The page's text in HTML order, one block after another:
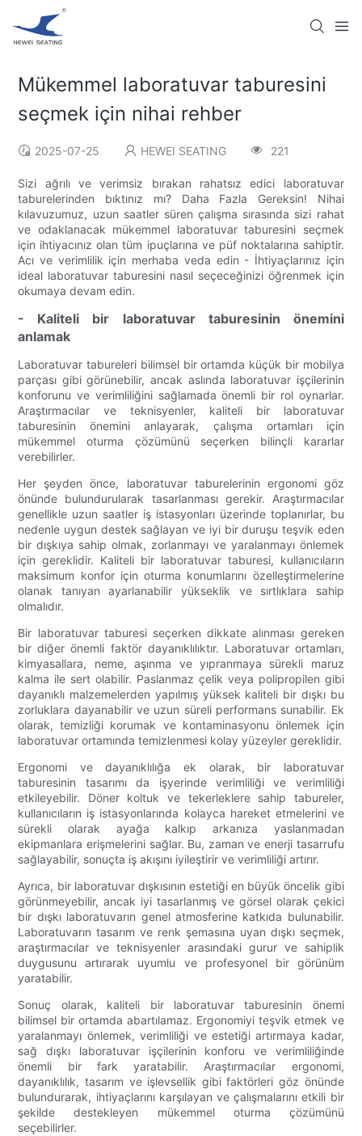
Mükemmel laboratuvar taburesini
seçmek için nihai rehber
2025-07-25 HEWEI SEATING 221
Sizi ağrılı ve verimsiz bırakan rahatsız edici laboratuvar
taburelerinden bıktınız mı? Daha Fazla Gereksin! Nihai
kılavuzumuz, uzun saatler süren çalışma sırasında sizi rahat
ve odaklanacak mükemmel laboratuvar taburesini seçmek
için ihtiyacınız olan tüm ipuçlarına ve püf noktalarına sahiptir.
Acı ve verimlilik için merhaba veda edin - İhtiyaçlarınız için
ideal laboratuvar taburesini nasıl seçeceğinizi öğrenmek için
okumaya devam edin.
- Kaliteli bir laboratuvar taburesinin önemini
anlamak
Laboratuvar tabureleri bilimsel bir ortamda küçük bir mobilya
parçası gibi görünebilir, ancak aslında laboratuvar işçilerinin
konforunu ve verimliliğini sağlamada önemli bir rol oynarlar.
Araştırmacılar ve teknisyenler, kaliteli bir laboratuvar
taburesinin önemini anlayarak, çalışma ortamları için
mükemmel oturma çözümünü seçerken bilinçli kararlar
verebilirler.
Her şeyden önce, laboratuvar taburelerinin ergonomi göz
önünde bulundurularak tasarlanması gerekir. Araştırmacılar
genellikle uzun saatler iş istasyonları üzerinde toplanırlar, bu
nedenle uygun destek sağlayan ve iyi bir duruşu teşvik eden
bir dışkıya sahip olmak, zorlanmayı ve yaralanmayı önlemek
için gereklidir. Kaliteli bir laboratuvar taburesi, kullanıcıların
maksimum konfor için oturma konumlarını özelleştirmelerine
olanak tanıyan ayarlanabilir yükseklik ve sırtlıklara sahip
olmalıdır.
Bir laboratuvar taburesi seçerken dikkate alınması gereken
bir diğer önemli faktör dayanıklılıktır. Laboratuvar ortamları,
kimyasallara, neme, aşınma ve yıpranmaya sürekli maruz
kalma ile sert olabilir. Paslanmaz çelik veya polipropilen gibi
dayanıklı malzemelerden yapılmış yüksek kaliteli bir dışkı bu
zorluklara dayanabilir ve uzun süreli performans sunabilir. Ek
olarak, temizliği korumak ve kontaminasyonu önlemek için
laboratuvar ortamında temizlenmesi kolay yüzeyler gereklidir.
Ergonomi ve dayanıklılığa ek olarak, bir laboratuvar
taburesinin tasarımı da işyerinde verimliliği ve verimliliği
etkileyebilir. Döner koltuk ve tekerleklere sahip tabureler,
kullanıcıların iş istasyonlarında kolayca hareket etmelerini ve
sürekli olarak ayağa kalkıp arkanıza yaslanmadan
ekipmanlara erişmelerini sağlar. Bu, zaman ve enerji tasarrufu
sağlayabilir, sonuçta iş akışını iyileştirir ve verimliliği artırır.
Ayrıca, bir laboratuvar dışkısının estetiği en büyük öncelik gibi
görünmeyebilir, ancak iyi tasarlanmış ve görsel olarak çekici
bir dışkı laboratuvarın genel atmosferine katkıda bulunabilir.
Laboratuvarın tasarım ve renk şemasına uyan dışkı seçmek,
araştırmacılar ve teknisyenler arasındaki gurur ve sahiplik
duygusunu artırarak uyumlu ve profesyonel bir görünüm
yaratabilir.
Sonuç olarak, kaliteli bir laboratuvar taburesinin önemi
bilimsel bir ortamda abartılamaz. Ergonomiyi teşvik etmek ve
yaralanmayı önlemek, verimliliği ve estetiği artırmaya kadar,
sağ dışkı laboratuvar işçilerinin konforu ve verimliliğinde
önemli bir fark yaratabilir. Araştırmacılar ergonomi,
dayanıklılık, tasarım ve işlevsellik gibi faktörleri göz önünde
bulundurarak, ihtiyaçlarını karşılayan ve çalışmalarını etkili bir
şekilde destekleyen mükemmel oturma çözümünü
seçebilirler.